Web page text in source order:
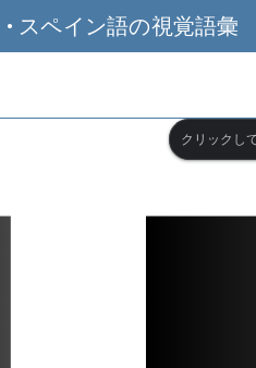
• スペイン語の視覚語彙
クリックし